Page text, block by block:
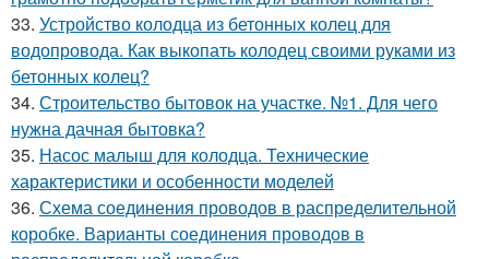
33. Устройство колодца из бетонных колец для
водопровода. Как выкопать колодец своими руками из
бетонных колец?
34. Строительство бытовок на участке. №1. Для чего
нужна дачная бытовка?
35. Насос малыш для колодца. Технические
характеристики и особенности моделей
36. Схема соединения проводов в распределительной
коробке. Варианты соединения проводов в